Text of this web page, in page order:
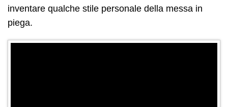
inventare qualche stile personale della messa in
piega.